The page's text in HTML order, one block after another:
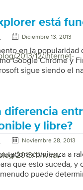
2013/12/internet-
está
Diciembre 13, 2013
en la popularidad
Google Chrome y
sigue siendo el
suele ser objeto de
ocasiones por
Microsoft ha
2013/11/what-
diferencia
y libre?
Noviembre 28, 2013
comienza a
que esto suceda,
puede